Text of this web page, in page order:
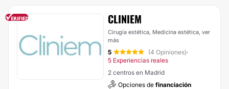
CLINIEM
Cirugía estética, Medicina estética, ver
más
5 (4 Opiniones)·
5 Experiencias reales
2 centros en Madrid
Opciones de financiación